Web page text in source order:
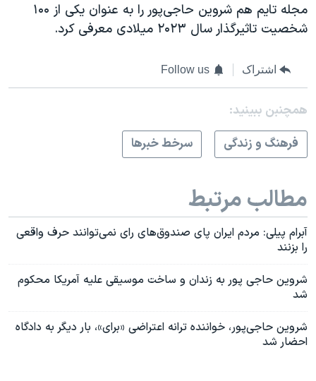
مجله تایم هم شروین حاجی‌پور را به عنوان یکی از ۱۰۰
شخصیت تاثیرگذار سال ۲۰۲۳ میلادی معرفی کرد.
اشتراک Follow us
همچنبن ببینید:
فرهنگ و زندگی
سرخط خبرها
مطالب مرتبط
آبرام پیلی: مردم ایران پای صندوق‌های رای نمی‌توانند حرف واقعی
را بزنند
شروین حاجی پور به زندان و ساخت موسیقی علیه آمریکا محکوم
شد
شروین حاجی‌پور، خواننده ترانه اعتراضی «برای»، بار دیگر به دادگاه
احضار شد